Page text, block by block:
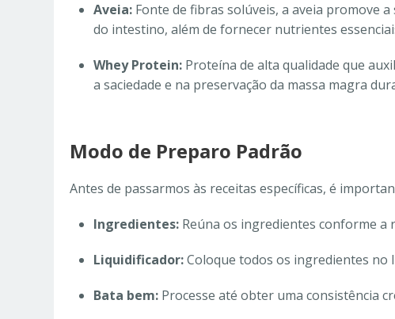
Aveia: Fonte de fibras solúveis, a aveia promove
do intestino, além de fornecer nutrientes
Whey Protein: Proteína de alta qualidade que
a saciedade e na preservação da massa magra
Modo de Preparo Padrão
Antes de passarmos às receitas específicas, é
Ingredientes: Reúna os ingredientes conforme a
Liquidificador:Coloque todos os ingredientes no
Bata bem: Processe até obter uma consistência